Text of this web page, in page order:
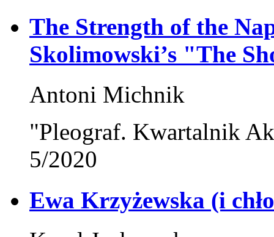
The Strength of the
Skolimowski’s "The
Antoni Michnik
"Pleograf. Kwartalnik
5/2020
Ewa Krzyżewska (i